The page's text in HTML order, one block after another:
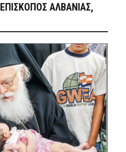
ΑΛΒΑΝΊΑΣ,